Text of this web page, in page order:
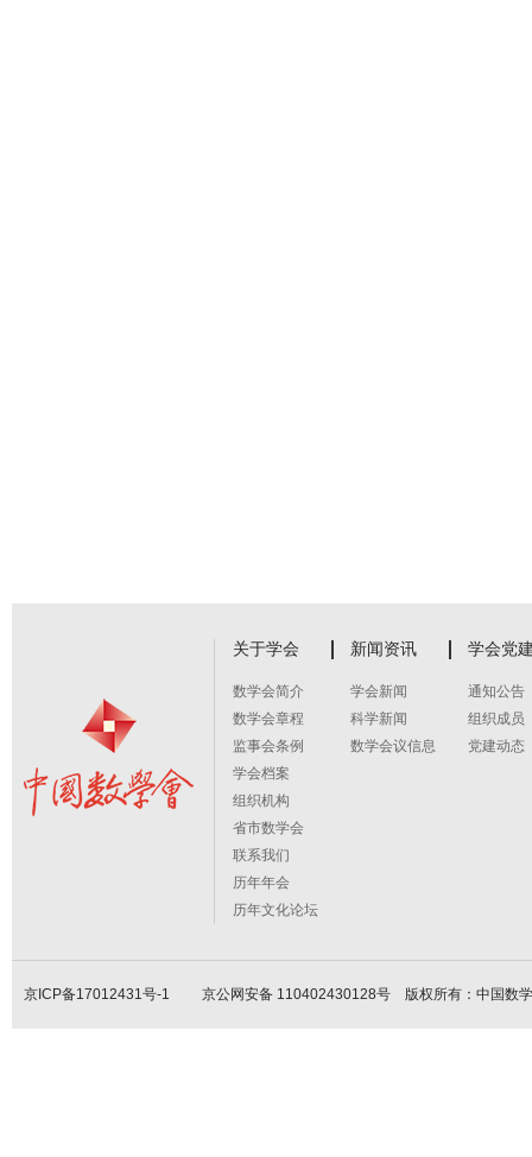
关于学会
数学会简介
数学会章程
监事会条例
学会档案
组织机构
省市数学会
联系我们
历年年会
历年文化论坛
新闻资讯
学会新闻
科学新闻
数学会议信息
学会党
通知公告
组织成员
党建动态
京ICP备17012431号-1 京公网安备 110402430128号 版权所有：中国